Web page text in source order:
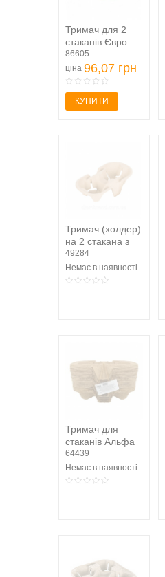
Тримач для 2
стаканів Євро
10шт
86605
ціна 96,07 грн
КУПИТИ
Тримач (холдер)
на 2 стакана з
макулатури
натурні 150шт
49284
Немає в наявності
Тримач для
стаканів Альфа
Пак подвійний
20шт/уп
64439
Немає в наявності